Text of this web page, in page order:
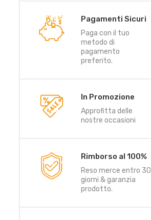
Pagamenti Sicuri
Paga con il tuo
metodo di
pagamento
preferito.
In Promozione
Approfitta delle
nostre occasioni
Rimborso al 100%
Reso merce entro 30
giorni & garanzia
prodotto.